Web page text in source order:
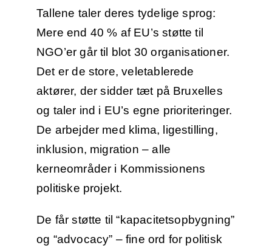
Tallene taler deres tydelige sprog:
Mere end 40 % af EU’s støtte til
NGO’er går til blot 30 organisationer.
Det er de store, veletablerede
aktører, der sidder tæt på Bruxelles
og taler ind i EU’s egne prioriteringer.
De arbejder med klima, ligestilling,
inklusion, migration – alle
kerneområder i Kommissionens
politiske projekt.
De får støtte til “kapacitetsopbygning”
og “advocacy” – fine ord for politisk